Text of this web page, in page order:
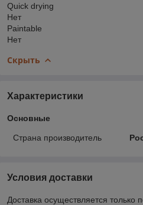
Quick drying
Нет
Paintable
Нет
Скрыть
Характеристики
Основные
Страна производитель
Условия доставки
Доставка осуществляется только